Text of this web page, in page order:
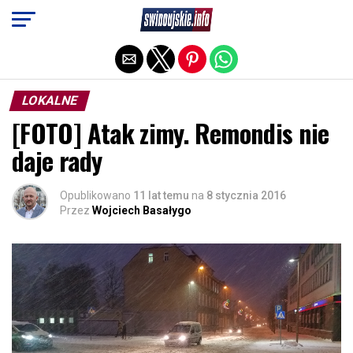
LOKALNE
[FOTO] Atak zimy. Remondis nie
daje rady
Opublikowano 11 lat temu na 8 stycznia 2016
Przez Wojciech Basałygo
Exit mobile version